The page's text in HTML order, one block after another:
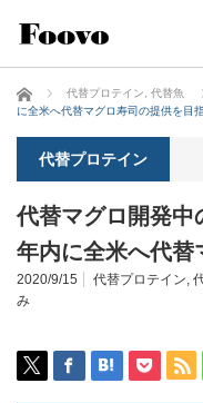
ホーム 代替プロテイン 代替魚
に全米へ代替マグロ寿司の提供を目
代替プロテイン
代替マグロ開発中
年内に全米へ代替
2020/9/15 代替プロテイン,
み